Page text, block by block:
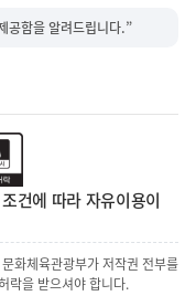
공함을 알려드립니다.”
건에 따라 자유이용이
화체육관광부가 저작권 전부를
락을 받으셔야 합니다.